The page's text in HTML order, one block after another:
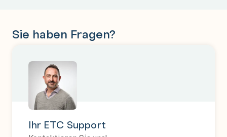
Sie haben Fragen?
Ihr ETC Support